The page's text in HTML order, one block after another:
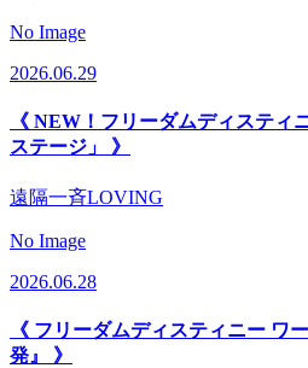
No Image
2026.06.29
《 NEW！フリーダムディステ
ステージ」 》
遠隔一斉LOVING
No Image
2026.06.28
《 フリーダムディスティニー ワ
発』 》